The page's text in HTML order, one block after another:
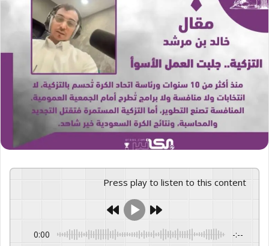
Press play to listen to this content
0:00 -:--